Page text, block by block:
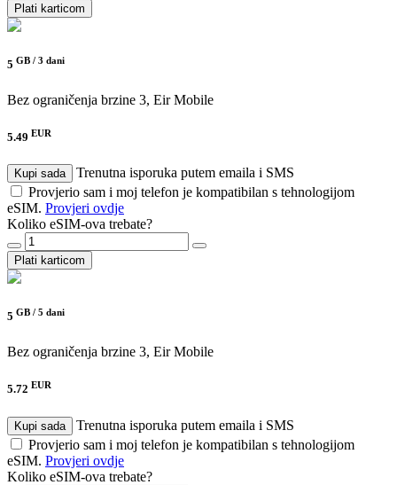
Plati karticom
5 GB / 3 dani
Bez ograničenja brzine 3, Eir Mobile
5.49 EUR
Kupi sada
Trenutna isporuka putem emaila i SMS
Provjerio sam i moj telefon je kompatibilan s tehnologijom
eSIM. Provjeri ovdje
Koliko eSIM-ova trebate?
Plati karticom
5 GB / 5 dani
Bez ograničenja brzine 3, Eir Mobile
5.72 EUR
Kupi sada
Trenutna isporuka putem emaila i SMS
Provjerio sam i moj telefon je kompatibilan s tehnologijom
eSIM. Provjeri ovdje
Koliko eSIM-ova trebate?